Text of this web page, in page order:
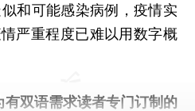
和可能感染病例，疫情实
严重程度已难以用数字概
双语需求读者专门订制的